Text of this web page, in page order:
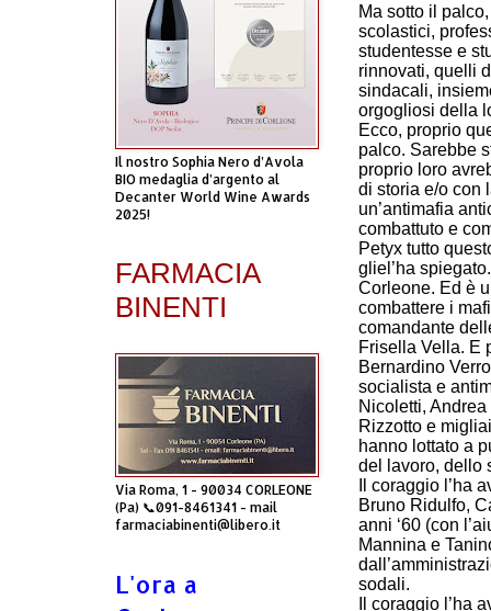
Ma sotto il
scolastici,
studentesse e
rinnovati, quelli
sindacali,
orgogliosi della
Ecco, proprio
palco. Sarebbe
proprio loro
di storia e/o con
un’antimafia
combattuto e
Petyx tutto
gliel’ha
Corleone. Ed è
combattere i
comandante
Frisella Vella. E
Bernardino
socialista e
Nicoletti,
Rizzotto e
hanno lottato a
del lavoro, dello
Il coraggio l’ha
Bruno Ridulfo,
anni ‘60 (con
Mannina e
sodali.
Il coraggio l’ha
Il nostro Sophia Nero d’Avola
BIO medaglia d’argento al
Decanter World Wine Awards
2025!
FARMACIA
BINENTI
Via Roma, 1 - 90034 CORLEONE
(Pa) 📞091-8461341 - mail
farmaciabinenti@libero.it
L'ora a